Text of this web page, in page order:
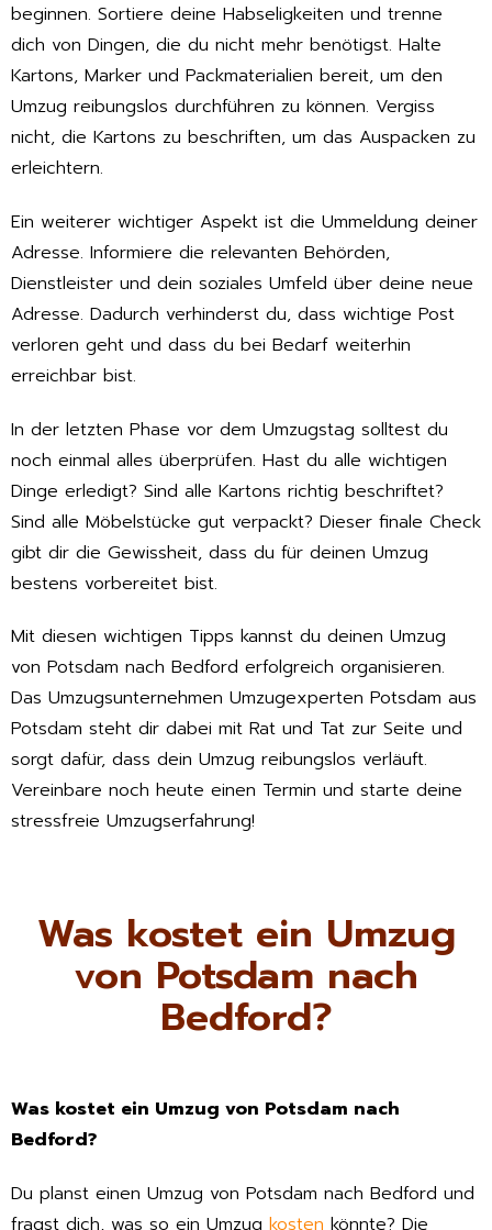
beginnen. Sortiere deine Habseligkeiten und trenne
dich von Dingen, die du nicht mehr benötigst. Halte
Kartons, Marker und Packmaterialien bereit, um den
Umzug reibungslos durchführen zu können. Vergiss
nicht, die Kartons zu beschriften, um das Auspacken zu
erleichtern.
Ein weiterer wichtiger Aspekt ist die Ummeldung deiner
Adresse. Informiere die relevanten Behörden,
Dienstleister und dein soziales Umfeld über deine neue
Adresse. Dadurch verhinderst du, dass wichtige Post
verloren geht und dass du bei Bedarf weiterhin
erreichbar bist.
In der letzten Phase vor dem Umzugstag solltest du
noch einmal alles überprüfen. Hast du alle wichtigen
Dinge erledigt? Sind alle Kartons richtig beschriftet?
Sind alle Möbelstücke gut verpackt? Dieser finale Check
gibt dir die Gewissheit, dass du für deinen Umzug
bestens vorbereitet bist.
Mit diesen wichtigen Tipps kannst du deinen Umzug
von Potsdam nach Bedford erfolgreich organisieren.
Das Umzugsunternehmen Umzugexperten Potsdam aus
Potsdam steht dir dabei mit Rat und Tat zur Seite und
sorgt dafür, dass dein Umzug reibungslos verläuft.
Vereinbare noch heute einen Termin und starte deine
stressfreie Umzugserfahrung!
Was kostet ein Umzug
von Potsdam nach
Bedford?
Was kostet ein Umzug von Potsdam nach
Bedford?
Du planst einen Umzug von Potsdam nach Bedford und